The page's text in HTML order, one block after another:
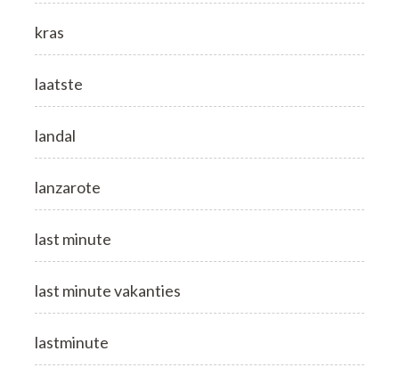
kras
laatste
landal
lanzarote
last minute
last minute vakanties
lastminute